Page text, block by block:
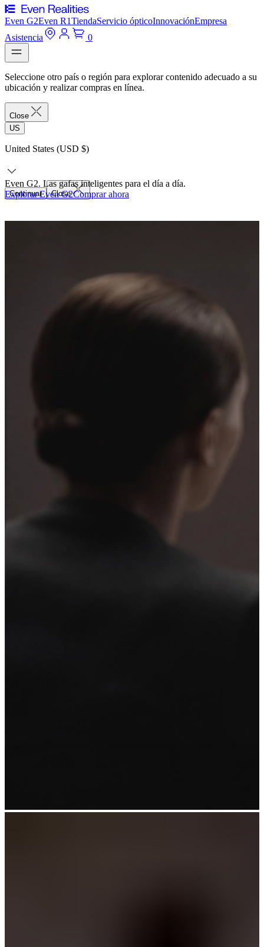
Even G2Even R1TiendaServicio ópticoInnovaciónEmpresa
Asistencia
0
Seleccione otro país o región para explorar contenido adecuado a su
ubicación y realizar compras en línea.
Close
US
United States (USD $)
Continuar Close
Even G2. Las gafas inteligentes para el día a día.
Explorar Even G2Comprar ahora